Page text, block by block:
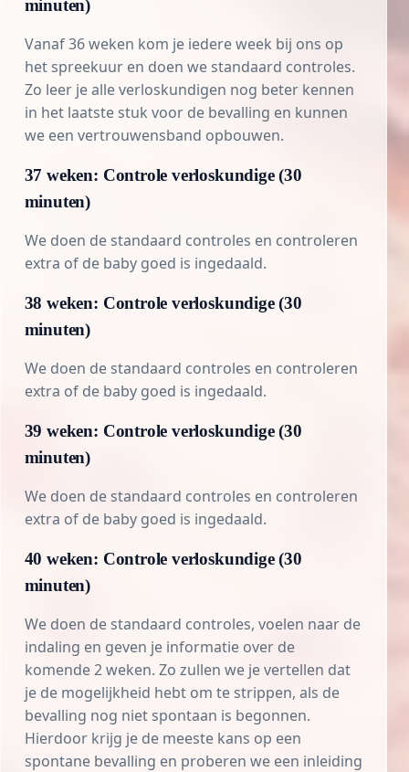
minuten)
Vanaf 36 weken kom je iedere week bij ons op
het spreekuur en doen we standaard controles.
Zo leer je alle verloskundigen nog beter kennen
in het laatste stuk voor de bevalling en kunnen
we een vertrouwensband opbouwen.
37 weken: Controle verloskundige (30
minuten)
We doen de standaard controles en controleren
extra of de baby goed is ingedaald.
38 weken: Controle verloskundige (30
minuten)
We doen de standaard controles en controleren
extra of de baby goed is ingedaald.
39 weken: Controle verloskundige (30
minuten)
We doen de standaard controles en controleren
extra of de baby goed is ingedaald.
40 weken: Controle verloskundige (30
minuten)
We doen de standaard controles, voelen naar de
indaling en geven je informatie over de
komende 2 weken. Zo zullen we je vertellen dat
je de mogelijkheid hebt om te strippen, als de
bevalling nog niet spontaan is begonnen.
Hierdoor krijg je de meeste kans op een
spontane bevalling en proberen we een inleiding